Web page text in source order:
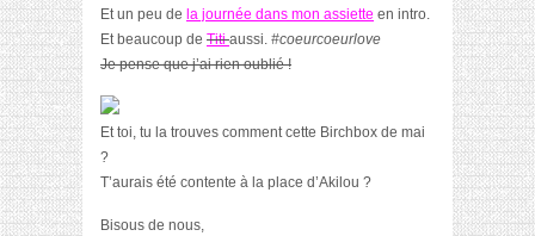
Et un peu de la journée dans mon assiette en intro.
Et beaucoup de Titiaussi. #coeurcoeurlove
Je pense que j’ai rien oublié !
Et toi, tu la trouves comment cette Birchbox de mai
?
T’aurais été contente à la place d’Akilou ?
Bisous de nous,